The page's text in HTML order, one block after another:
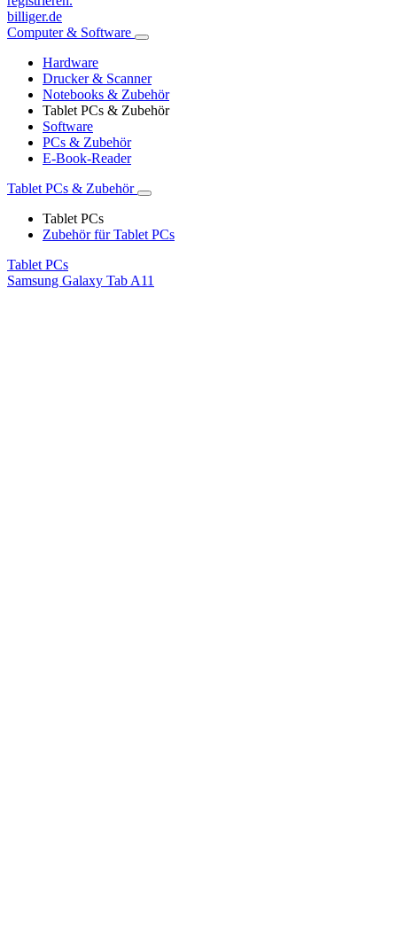
billiger.de
Computer & Software
Hardware
Drucker & Scanner
Notebooks & Zubehör
Tablet PCs & Zubehör
Software
PCs & Zubehör
E-Book-Reader
Tablet PCs & Zubehör
Tablet PCs
Zubehör für Tablet PCs
Tablet PCs
Samsung Galaxy Tab A11